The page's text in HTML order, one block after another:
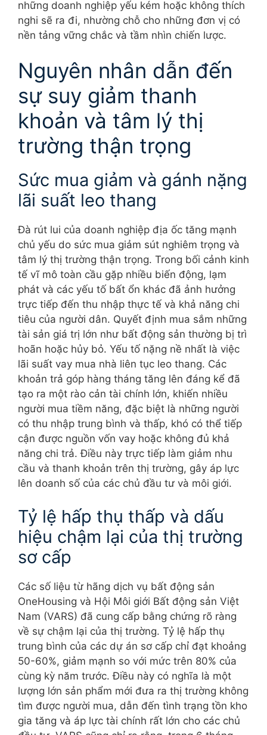
những doanh nghiệp yếu kém hoặc không thích
nghi sẽ ra đi, nhường chỗ cho những đơn vị có
nền tảng vững chắc và tầm nhìn chiến lược.
Nguyên nhân dẫn đến
sự suy giảm thanh
khoản và tâm lý thị
trường thận trọng
Sức mua giảm và gánh nặng
lãi suất leo thang
Đà rút lui của doanh nghiệp địa ốc tăng mạnh
chủ yếu do sức mua giảm sút nghiêm trọng và
tâm lý thị trường thận trọng. Trong bối cảnh kinh
tế vĩ mô toàn cầu gặp nhiều biến động, lạm
phát và các yếu tố bất ổn khác đã ảnh hưởng
trực tiếp đến thu nhập thực tế và khả năng chi
tiêu của người dân. Quyết định mua sắm những
tài sản giá trị lớn như bất động sản thường bị trì
hoãn hoặc hủy bỏ. Yếu tố nặng nề nhất là việc
lãi suất vay mua nhà liên tục leo thang. Các
khoản trả góp hàng tháng tăng lên đáng kể đã
tạo ra một rào cản tài chính lớn, khiến nhiều
người mua tiềm năng, đặc biệt là những người
có thu nhập trung bình và thấp, khó có thể tiếp
cận được nguồn vốn vay hoặc không đủ khả
năng chi trả. Điều này trực tiếp làm giảm nhu
cầu và thanh khoản trên thị trường, gây áp lực
lên doanh số của các chủ đầu tư và môi giới.
Tỷ lệ hấp thụ thấp và dấu
hiệu chậm lại của thị trường
sơ cấp
Các số liệu từ hãng dịch vụ bất động sản
OneHousing và Hội Môi giới Bất động sản Việt
Nam (VARS) đã cung cấp bằng chứng rõ ràng
về sự chậm lại của thị trường. Tỷ lệ hấp thụ
trung bình của các dự án sơ cấp chỉ đạt khoảng
50-60%, giảm mạnh so với mức trên 80% của
cùng kỳ năm trước. Điều này có nghĩa là một
lượng lớn sản phẩm mới đưa ra thị trường không
tìm được người mua, dẫn đến tình trạng tồn kho
gia tăng và áp lực tài chính rất lớn cho các chủ